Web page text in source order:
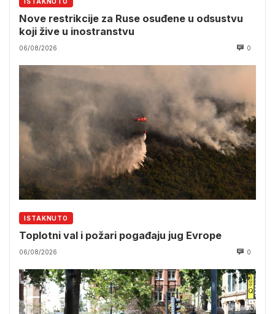
Nove restrikcije za Ruse osuđene u odsustvu
koji žive u inostranstvu
06/08/2026 0
ISTAKNUTO
Toplotni val i požari pogađaju jug Evrope
06/08/2026 0